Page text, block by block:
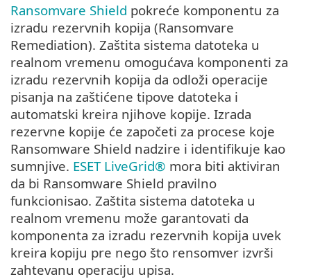
Ransomvare Shield pokreće komponentu za
izradu rezervnih kopija (Ransomvare
Remediation). Zaštita sistema datoteka u
realnom vremenu omogućava komponenti za
izradu rezervnih kopija da odloži operacije
pisanja na zaštićene tipove datoteka i
automatski kreira njihove kopije. Izrada
rezervne kopije će započeti za procese koje
Ransomware Shield nadzire i identifikuje kao
sumnjive. ESET LiveGrid® mora biti aktiviran
da bi Ransomware Shield pravilno
funkcionisao. Zaštita sistema datoteka u
realnom vremenu može garantovati da
komponenta za izradu rezervnih kopija uvek
kreira kopiju pre nego što rensomver izvrši
zahtevanu operaciju upisa.